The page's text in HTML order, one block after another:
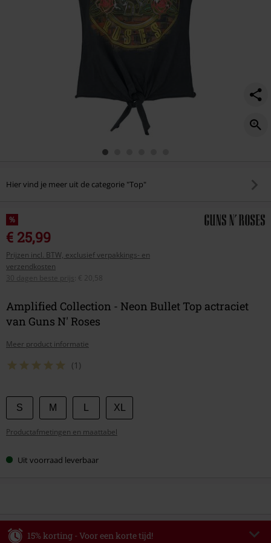
Hier vind je meer uit de categorie "Top"
%
€ 25,99
Prijzen incl. BTW, exclusief verpakkings- en
verzendkosten
30 dagen beste prijs
€ 20,58
Amplified Collection - Neon Bullet Top actraciet
van Guns N' Roses
Meer product informatie
(1)
Kies
je
maat
S M XL
Productafmetingen en maattabel
Uit voorraad leverbaar
15% korting - Voor een korte tijd!